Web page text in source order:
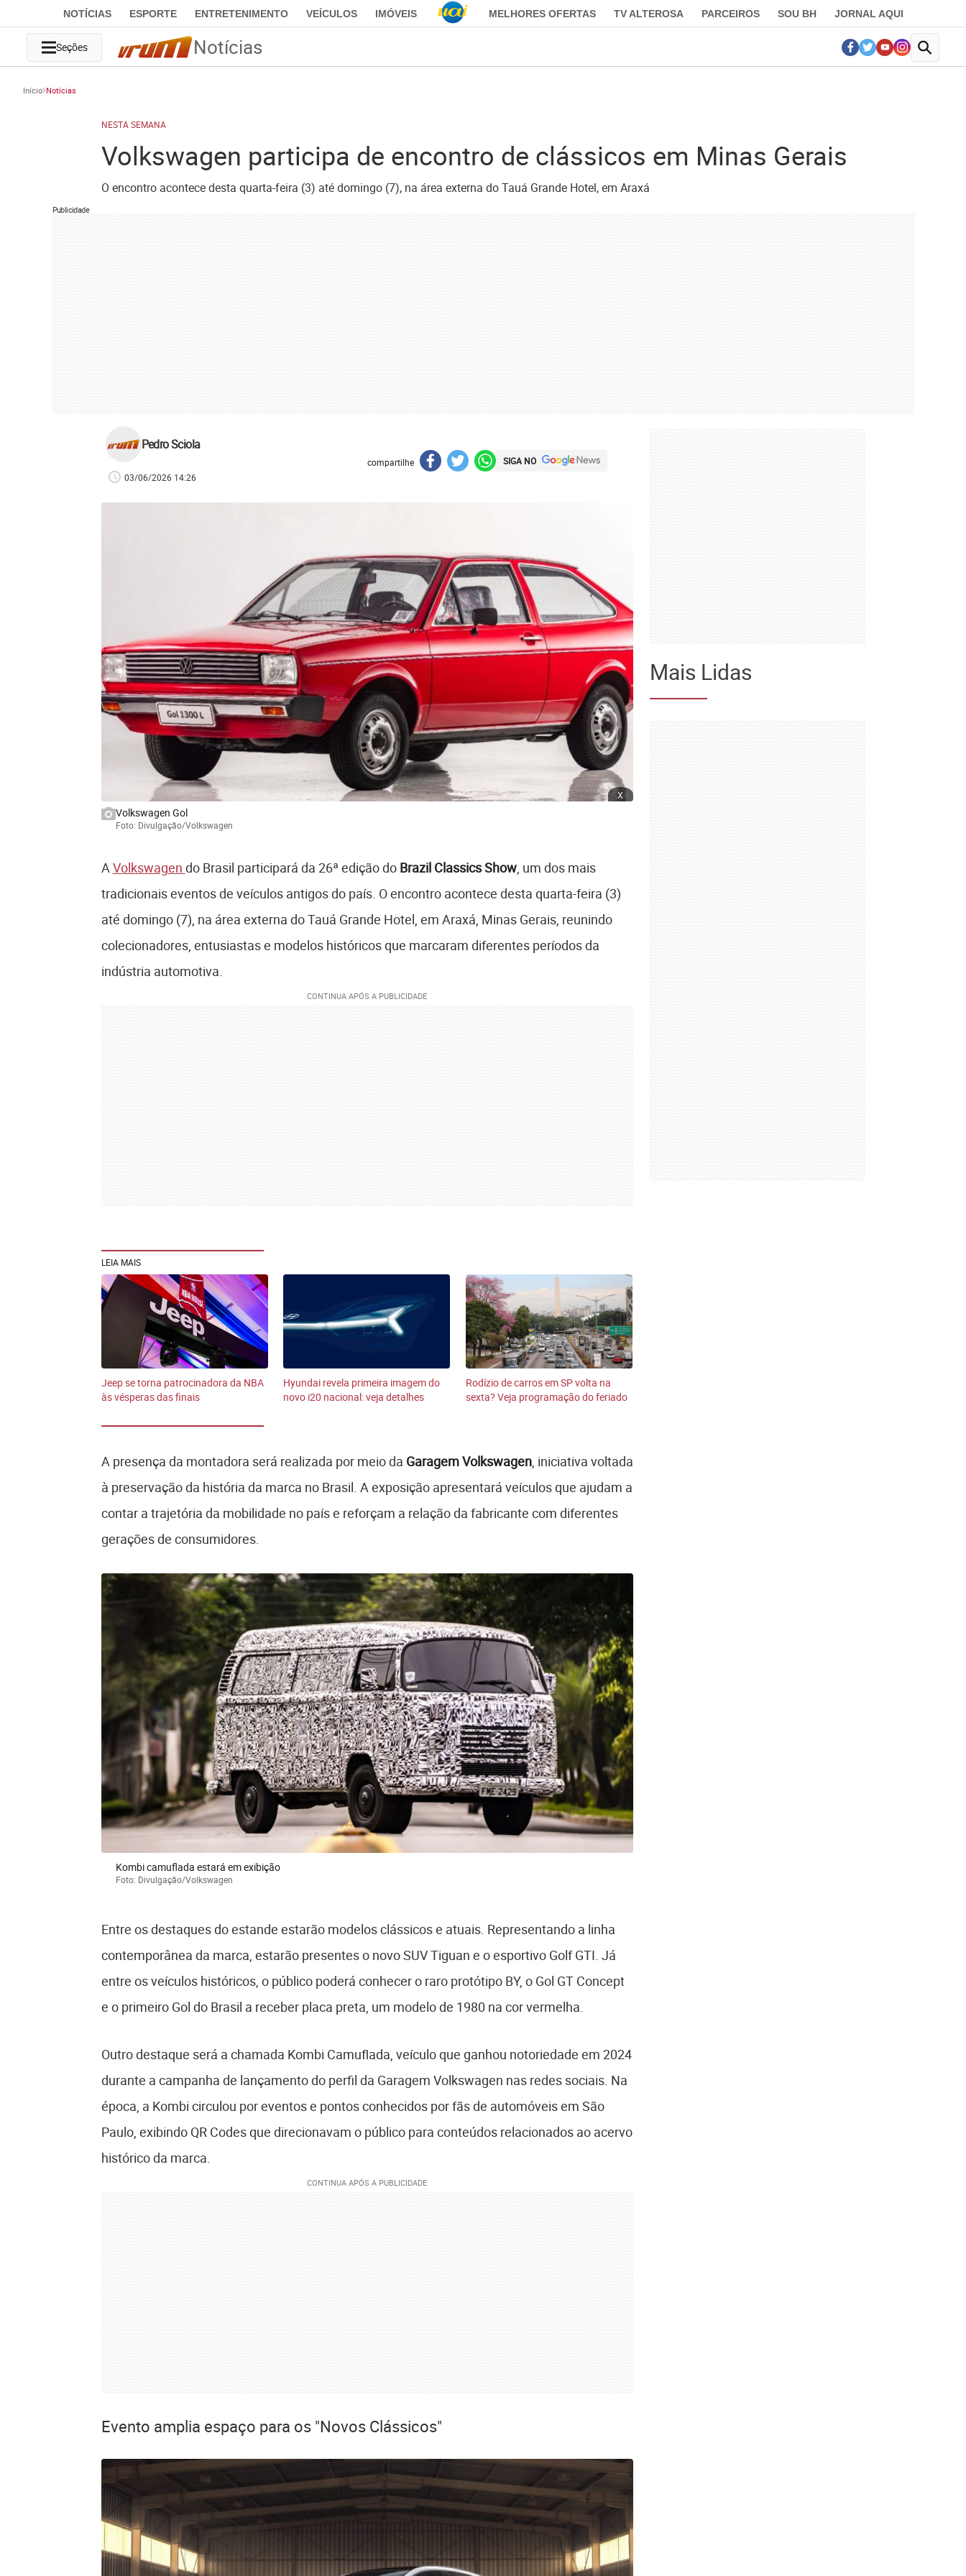
NOTÍCIAS ESPORTE ENTRETENIMENTO VEÍCULOS IMÓVEIS MELHORES OFERTAS TV ALTEROSA PARCEIROS SOU BH JORNAL AQUI
Seções Notícias
Início Notícias
NESTA SEMANA
Volkswagen participa de encontro de clássicos em Minas Gerais
O encontro acontece desta quarta-feira (3) até domingo (7), na área externa do Tauá Grande Hotel, em Araxá
Publicidade
Pedro Sciola
03/06/2026 14:26
compartilhe SIGA NO
x
Volkswagen Gol
Foto: Divulgação/Volkswagen
AVolkswagen do Brasil participará da 26ª edição do Brazil Classics Show, um dos mais
tradicionais eventos de veículos antigos do país. O encontro acontece desta quarta-feira (3)
até domingo (7), na área externa do Tauá Grande Hotel, em Araxá, Minas Gerais, reunindo
colecionadores, entusiastas e modelos históricos que marcaram diferentes períodos da
indústria automotiva.
LEIA MAIS
Jeep se torna patrocinadora da NBA
às vésperas das finais
Hyundai revela primeira imagem do
novo i20 nacional: veja detalhes
Rodízio de carros em SP volta na
sexta? Veja programação do feriado
A presença da montadora será realizada por meio da Garagem Volkswagen, iniciativa voltada
à preservação da história da marca no Brasil. A exposição apresentará veículos que ajudam a
contar a trajetória da mobilidade no país e reforçam a relação da fabricante com diferentes
gerações de consumidores.
Kombi camuflada estará em exibição
Foto: Divulgação/Volkswagen
Entre os destaques do estande estarão modelos clássicos e atuais. Representando a linha
contemporânea da marca, estarão presentes o novo SUV Tiguan e o esportivo Golf GTI. Já
entre os veículos históricos, o público poderá conhecer o raro protótipo BY, o Gol GT Concept
e o primeiro Gol do Brasil a receber placa preta, um modelo de 1980 na cor vermelha.
Outro destaque será a chamada Kombi Camuflada, veículo que ganhou notoriedade em 2024
durante a campanha de lançamento do perfil da Garagem Volkswagen nas redes sociais. Na
época, a Kombi circulou por eventos e pontos conhecidos por fãs de automóveis em São
Paulo, exibindo QR Codes que direcionavam o público para conteúdos relacionados ao acervo
histórico da marca.
Evento amplia espaço para os "Novos Clássicos"
Mais Lidas